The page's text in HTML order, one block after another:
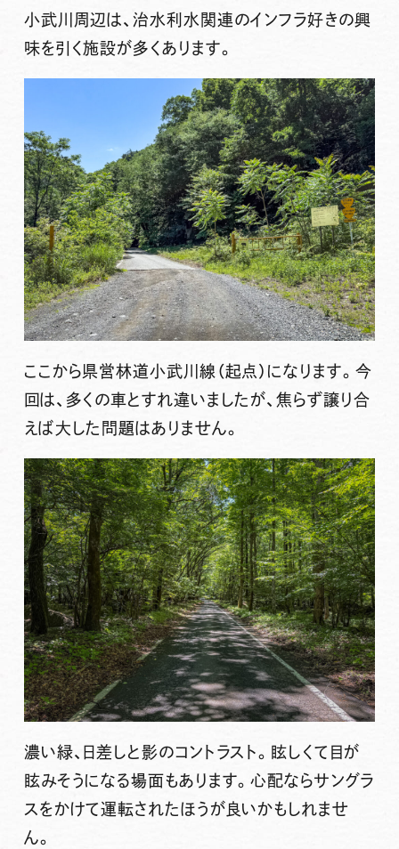
小武川周辺は、治水利水関連のインフラ好きの興
味を引く施設が多くあります。
ここから県営林道小武川線（起点）になります。今
回は、多くの車とすれ違いましたが、焦らず譲り合
えば大した問題はありません。
濃い緑、日差しと影のコントラスト。眩しくて目が
眩みそうになる場面もあります。心配ならサングラ
スをかけて運転されたほうが良いかもしれませ
ん。